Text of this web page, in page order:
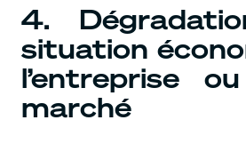
4.
situation
l’entreprise
marché